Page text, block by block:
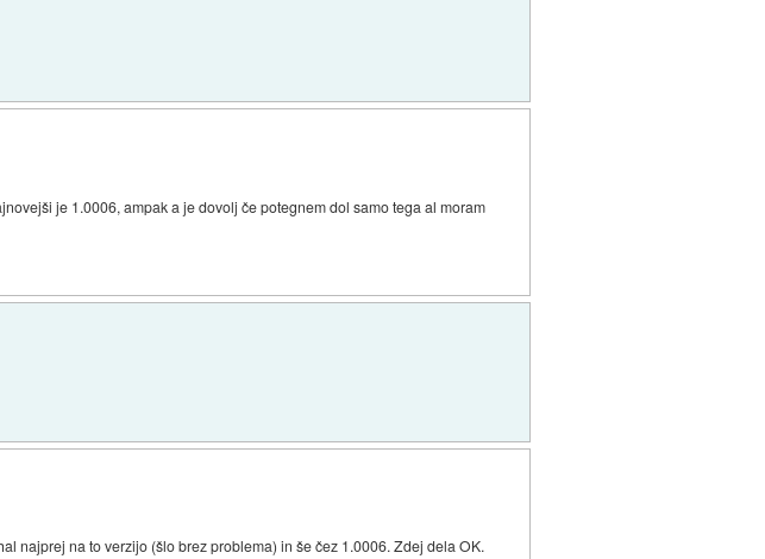
je 1.0006, ampak a je dovolj če potegnem dol samo tega al moram
najprej na to verzijo (šlo brez problema) in še čez 1.0006. Zdej dela OK.